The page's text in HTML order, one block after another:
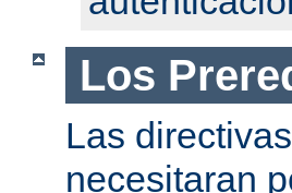
Los
Las
necesitaran